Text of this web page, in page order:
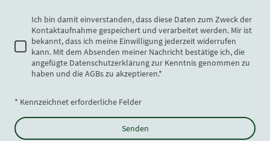
Ich bin damit einverstanden, dass diese Daten zum Zweck der
Kontaktaufnahme gespeichert und verarbeitet werden. Mir ist
bekannt, dass ich meine Einwilligung jederzeit widerrufen
kann. Mit dem Absenden meiner Nachricht bestätige ich, die
angefügte Datenschutzerklärung zur Kenntnis genommen zu
haben und die AGBs zu akzeptieren.*
* Kennzeichnet erforderliche Felder
Senden